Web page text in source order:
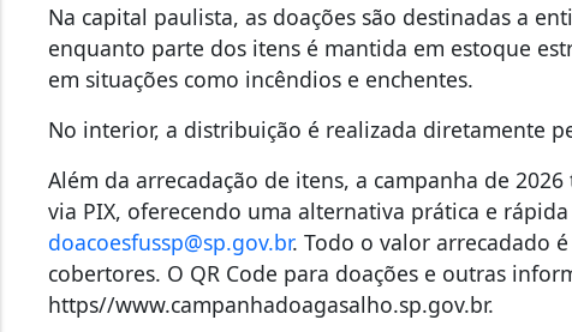
Na capital paulista, as doações são destinadas a
enquanto parte dos itens é mantida em estoque
em situações como incêndios e enchentes.
No interior, a distribuição é realizada diretamente
Além da arrecadação de itens, a campanha de
via PIX, oferecendo uma alternativa prática e
doacoesfussp@sp.gov.br. Todo o valor arrecadado
cobertores. O QR Code para doações e outras
https//www.campanhadoagasalho.sp.gov.br.